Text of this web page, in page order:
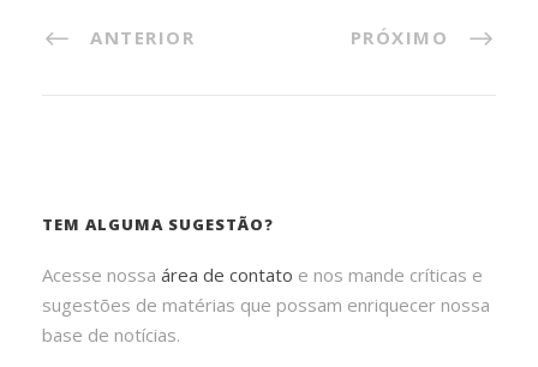
ANTERIOR PRÓXIMO
TEM ALGUMA SUGESTÃO?
Acesse nossa área de contato e nos mande críticas e
sugestões de matérias que possam enriquecer nossa
base de notícias.